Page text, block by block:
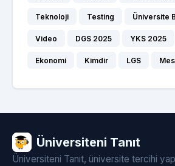
Teknoloji Testing Üniversite
Video DGS 2025 YKS 2025
Ekonomi Kimdir LGS
Üniversiteni Tanıt
Üniversiteni Tanıt, üniversite tercihi